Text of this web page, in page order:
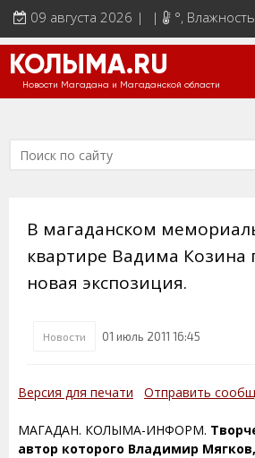
09 августа 2026 | | °,
КОЛЫМА.RU
Новости Магадана и Магаданской области
В магаданском
квартире Вадима Козина
новая экспозиция.
Новости 01 июль 2011 16:45
Версия для печати Отправить
МАГАДАН. КОЛЫМА-ИНФОРМ.
автор которого Владимир